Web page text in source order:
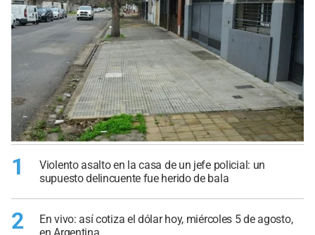
1
Violento asalto en la casa de un jefe policial: un
supuesto delincuente fue herido de bala
2
En vivo: así cotiza el dólar hoy, miércoles 5 de agosto,